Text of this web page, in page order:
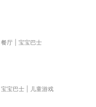
餐厅
宝宝巴士
宝宝巴士
儿童游戏